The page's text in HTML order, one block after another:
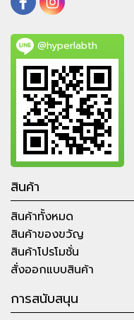
@hyperlabth
สินค้า
สินค้าทั้งหมด
สินค้าของขวัญ
สินค้าโปรโมชั่น
สั่งออกแบบสินค้า
การสนับสนุน